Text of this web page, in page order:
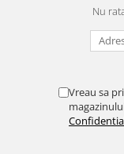
Nu
Vreau sa